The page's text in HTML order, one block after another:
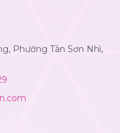
Phường Tân Sơn Nhì,